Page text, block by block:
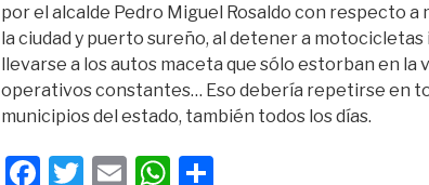
por el alcalde Pedro Miguel Rosaldo con respecto a
la ciudad y puerto sureño, al detener a
llevarse a los autos maceta que sólo estorban en la
operativos constantes… Eso debería repetirse en
municipios del estado, también todos los días.
F
T
E
W